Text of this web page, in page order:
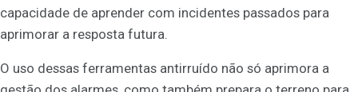
capacidade de aprender com incidentes passados para
aprimorar a resposta futura.
O uso dessas ferramentas antirruído não só aprimora a